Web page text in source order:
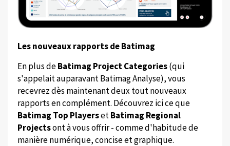
Les nouveaux rapports de Batimag
En plus deBatimag Project Categories(qui
s'appelait auparavant Batimag Analyse), vous
recevrez dès maintenant deux tout nouveaux
rapports en complément. Découvrez ici ce que
Batimag Top PlayersetBatimag Regional
Projectsont à vous offrir - comme d'habitude de
manière numérique, concise et graphique.